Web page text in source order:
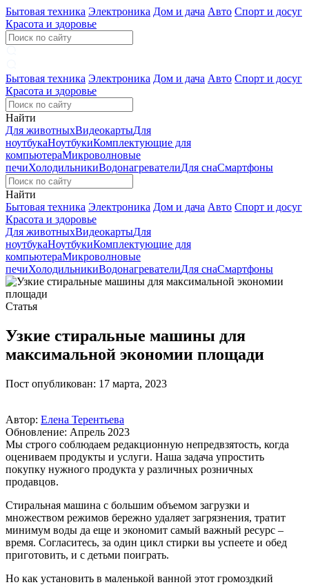
Бытовая техника Электроника Дом и дача Авто Спорт и досуг
Красота и здоровье
Бытовая техника Электроника Дом и дача Авто Спорт и досуг
Красота и здоровье
Найти
Для животныхВидеокартыДля
ноутбукаНоутбукиКомплектующие для
компьютераМикроволновые
печиХолодильникиВодонагревателиДля снаСмартфоны
Найти
Бытовая техника Электроника Дом и дача Авто Спорт и досуг
Красота и здоровье
Для животныхВидеокартыДля
ноутбукаНоутбукиКомплектующие для
компьютераМикроволновые
печиХолодильникиВодонагревателиДля снаСмартфоны
Статья
Узкие стиральные машины для
максимальной экономии площади
Пост опубликован: 17 марта, 2023
Автор: Елена Терентьева
Обновление: Апрель 2023
Мы строго соблюдаем редакционную непредвзятость, когда
оцениваем продукты и услуги. Наша задача упростить
покупку нужного продукта у различных розничных
продавцов.
Стиральная машина с большим объемом загрузки и
множеством режимов бережно удаляет загрязнения, тратит
минимум воды да еще и экономит самый важный ресурс –
время. Согласитесь, за один цикл стирки вы успеете и обед
приготовить, и с детьми поиграть.
Но как установить в маленькой ванной этот громоздкий